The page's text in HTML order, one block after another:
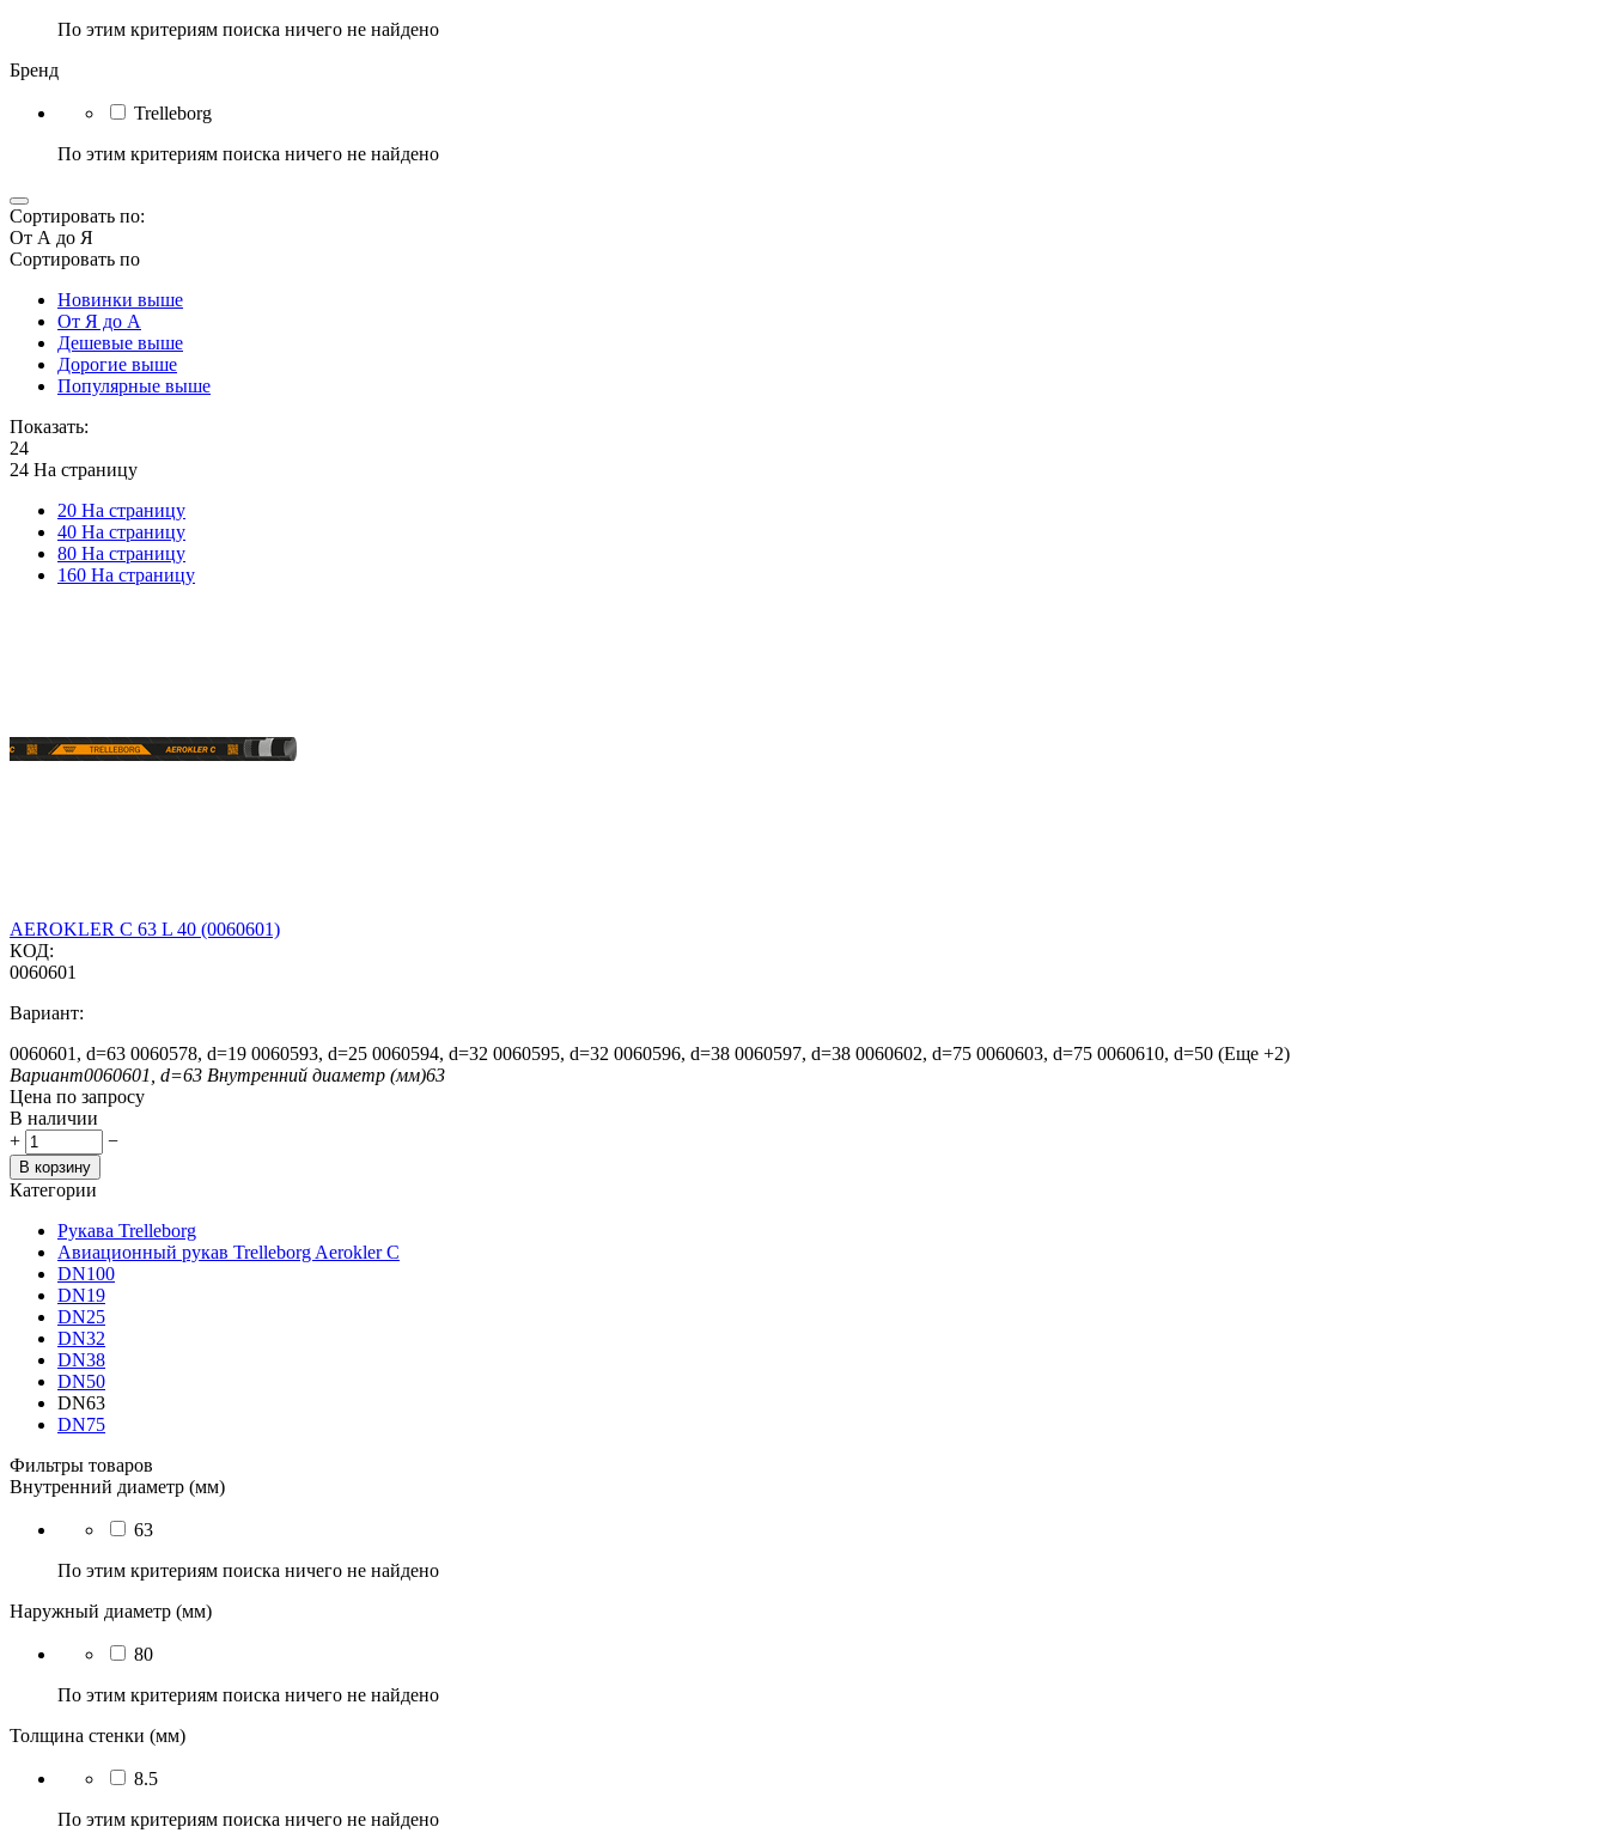
По этим критериям поиска ничего не найдено
Бренд
Trelleborg
По этим критериям поиска ничего не найдено
Сортировать по:
От А до Я
Сортировать по
Новинки выше
От Я до А
Дешевые выше
Дорогие выше
Популярные выше
Показать:
24
24 На страницу
20 На страницу
40 На страницу
80 На страницу
160 На страницу
AEROKLER C 63 L 40 (0060601)
КОД:
0060601
Вариант:
0060601, d=63 0060578, d=19 0060593, d=25 0060594, d=32 0060595, d=32 0060596, d=38 0060597, d=38 0060602, d=75 0060603, d=75 0060610, d=50 (Еще +2)
Вариант0060601, d=63 Внутренний диаметр (мм)63
Цена по запросу
В наличии
+
−
В корзину
Категории
Рукава Trelleborg
Авиационный рукав Trelleborg Aerokler C
DN100
DN19
DN25
DN32
DN38
DN50
DN63
DN75
Фильтры товаров
Внутренний диаметр (мм)
63
По этим критериям поиска ничего не найдено
Наружный диаметр (мм)
80
По этим критериям поиска ничего не найдено
Толщина стенки (мм)
8.5
По этим критериям поиска ничего не найдено